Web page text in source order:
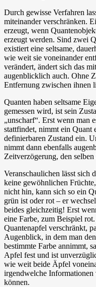
Durch gewisse Verfahren
miteinander verschränken.
erzeugt, wenn
erzeugt werden. Sind zwei
existiert eine seltsame,
wie weit sie voneinander
verändert, ändert sich das
augenblicklich auch. Ohne
Entfernung zwischen ihnen
Quanten haben seltsame
gemessen wird, ist sein
„unscharf“. Erst wenn man
stattfindet, nimmt ein Quant
definierbaren Zustand ein.
nimmt dann ebenfalls
Zeitverzögerung, den
Veranschaulichen lässt sich
keine gewöhnlichen
nicht hin, kann sich so ein
grün ist oder rot – er
beides gleichzeitig! Erst
eine Farbe, zum Beispiel
Quantenapfel verschränkt,
Augenblick, in dem man
bestimmte Farbe annimmt,
Apfel fest und ist
wie weit beide Äpfel
irgendwelche Informationen
können.